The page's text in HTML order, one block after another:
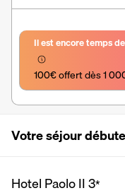
Il est encore temps
100€ offert dès 1
Votre séjour
Hotel Paolo II3*